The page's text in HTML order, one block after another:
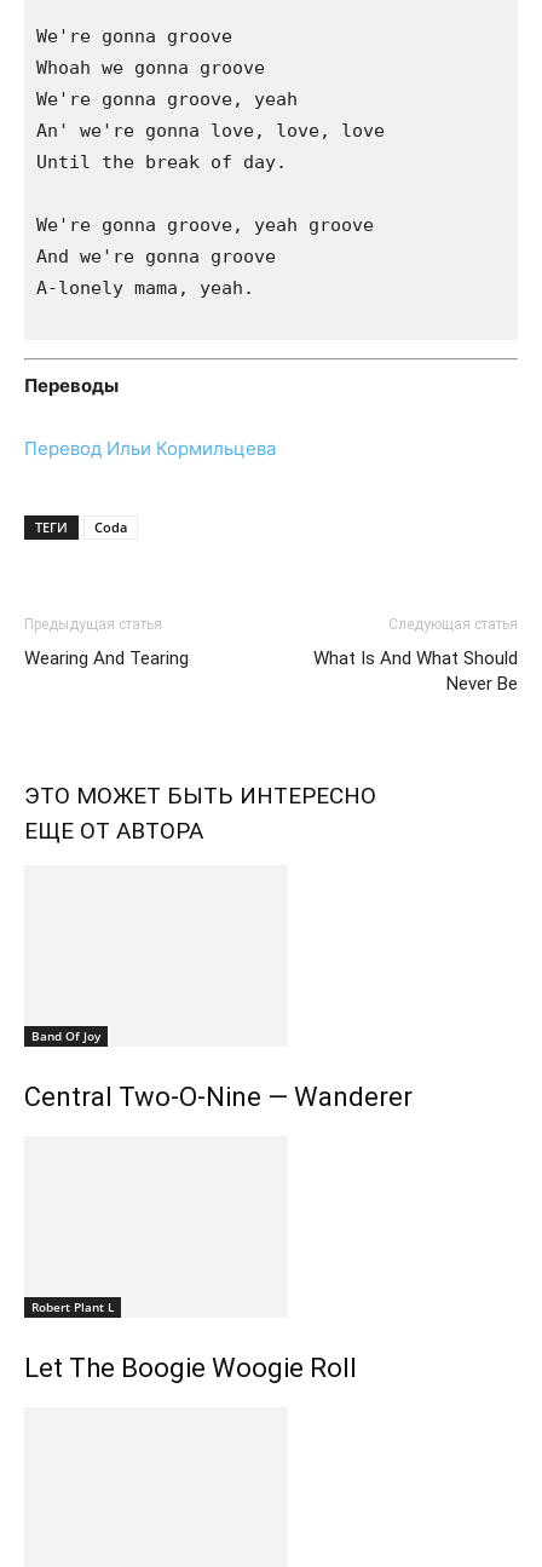
We're gonna groove
Whoah we gonna groove
We're gonna groove, yeah
An' we're gonna love, love, love
Until the break of day.
We're gonna groove, yeah groove
And we're gonna groove
A-lonely mama, yeah.
Переводы
Перевод Ильи Кормильцева
ТЕГИ Coda
Предыдущая статья
Wearing And Tearing
Следующая статья
What Is And What Should
Never Be
ЭТО МОЖЕТ БЫТЬ ИНТЕРЕСНО
ЕЩЕ ОТ АВТОРА
Band Of Joy
Central Two-O-Nine — Wanderer
Robert Plant L
Let The Boogie Woogie Roll